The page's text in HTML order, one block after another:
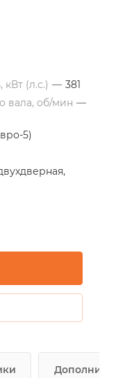
(л.с.) — 381
вала, об/мин —
5)